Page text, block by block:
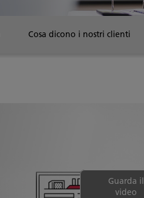
Cosa dicono i nostri clienti
Guarda il
video